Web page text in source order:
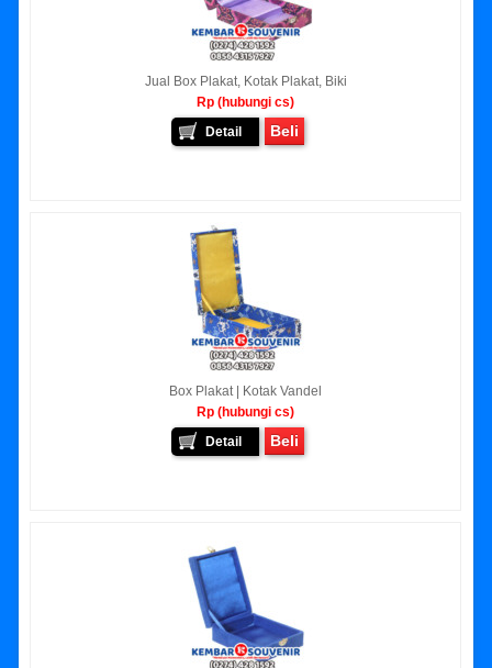
Jual Box Plakat, Kotak Plakat, Biki
Rp (hubungi cs)
Detail
Beli
Box Plakat | Kotak Vandel
Rp (hubungi cs)
Detail
Beli